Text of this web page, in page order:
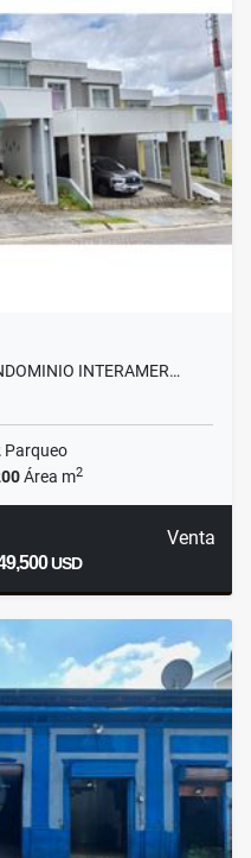
INTERAMER…
Parqueo
Área m2
Venta
USD